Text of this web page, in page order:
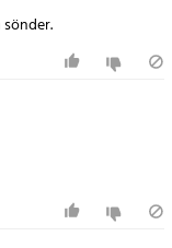
MW880RDA,